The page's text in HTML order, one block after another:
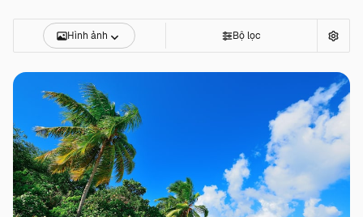
Hình ảnh Bộ lọc